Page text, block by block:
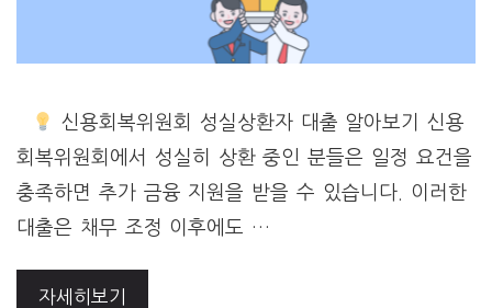
신용회복위원회 성실상환자 대출 알아보기 신용
회복위원회에서 성실히 상환 중인 분들은 일정 요건을
충족하면 추가 금융 지원을 받을 수 있습니다. 이러한
대출은 채무 조정 이후에도 …
자세히보기